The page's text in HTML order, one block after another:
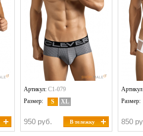
Артикул: C1-079
Размер:
S XL
В тележку
950 руб.
Размер:
850